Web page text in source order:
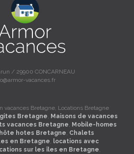
/ 29900 CONCARNEAU
vacances.fr
vacances Bretagne, Locations Bretagne
Bretagne, Maisons de vacances
vacances Bretagne, Mobile-homes
hotes Bretagne, Chalets
en Bretagne, locations avec
sur les îles en Bretagne,